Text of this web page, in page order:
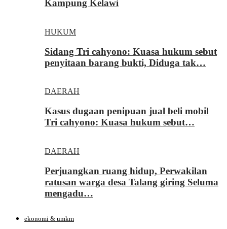
Kampung Kelawi
HUKUM
Sidang Tri cahyono: Kuasa hukum sebut
penyitaan barang bukti, Diduga tak…
DAERAH
Kasus dugaan penipuan jual beli mobil
Tri cahyono: Kuasa hukum sebut…
DAERAH
Perjuangkan ruang hidup, Perwakilan
ratusan warga desa Talang giring Seluma
mengadu…
ekonomi & umkm